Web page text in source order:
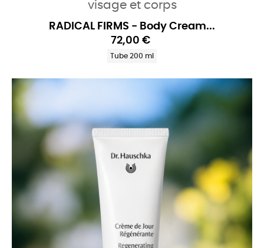
visage et corps
RADICAL FIRMS - Body Cream...
72,00 €
Tube 200 ml